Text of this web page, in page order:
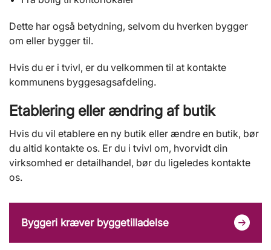
Dette har også betydning, selvom du hverken bygger
om eller bygger til.
Hvis du er i tvivl, er du velkommen til at kontakte
kommunens byggesagsafdeling.
Etablering eller ændring af butik
Hvis du vil etablere en ny butik eller ændre en butik, bør
du altid kontakte os. Er du i tvivl om, hvorvidt din
virksomhed er detailhandel, bør du ligeledes kontakte
os.
Byggeri kræver byggetilladelse